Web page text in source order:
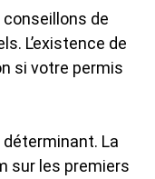
conseillons de
L’existence de
si votre permis
déterminant. La
sur les premiers